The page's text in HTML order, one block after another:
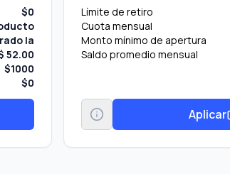
$0
la
52.00
$1000
$0
Límite de retiro
Cuota mensual
Monto mínimo de apertura
Saldo promedio mensual
Aplicar